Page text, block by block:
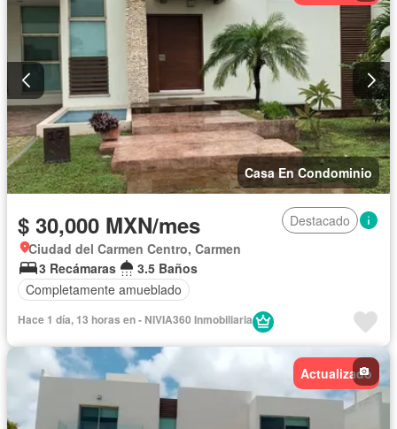
Casa En Condominio
$ 30,000 MXN/mes
Destacado
Ciudad del Carmen Centro, Carmen
3 Recámaras
3.5 Baños
Completamente amueblado
Hace 1 día, 13 horas en - NIVIA360 Inmobiliaria
Actualizado